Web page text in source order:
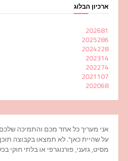
ארכיון הבלוג
202681
2025286
2024228
202314
202274
2021107
202068
אני מעריך כל אחד מכם והתמיכה
על שהיית כאן". לא תמצאו בקבוצה
מסיט, גזעני, פורנוגרפי או בלתי חוקי